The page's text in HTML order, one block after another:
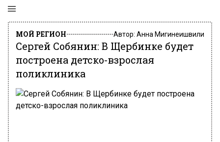
МОЙ РЕГИОН Автор: Анна Мигинеишвили
Сергей Собянин: В Щербинке будет
построена детско-взрослая
поликлиника